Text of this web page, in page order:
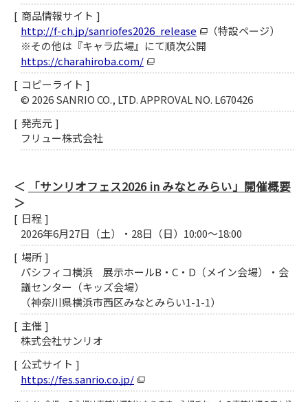
商品情報サイト
http://f-ch.jp/sanriofes2026_release
（特設ページ）
※その他は『キャラ広場』にて順次公開
https://charahiroba.com/
コピーライト
© 2026 SANRIO CO., LTD. APPROVAL NO. L670426
発売元
フリュー株式会社
「サンリオフェス2026 in みなとみらい」開催概要
日程
2026年6月27日（土）・28日（日）10:00～18:00
場所
パシフィコ横浜 展示ホールB・C・D（メイン会場）・会
議センター（キッズ会場）
（神奈川県横浜市西区みなとみらい1-1-1）
主催
株式会社サンリオ
公式サイト
https://fes.sanrio.co.jp/